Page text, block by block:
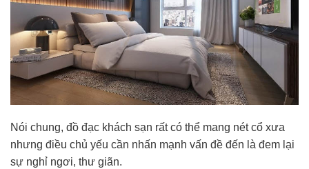
Nói chung, đồ đạc khách sạn rất có thể mang nét cổ xưa
nhưng điều chủ yếu cần nhấn mạnh vấn đề đến là đem lại
sự nghỉ ngơi, thư giãn.